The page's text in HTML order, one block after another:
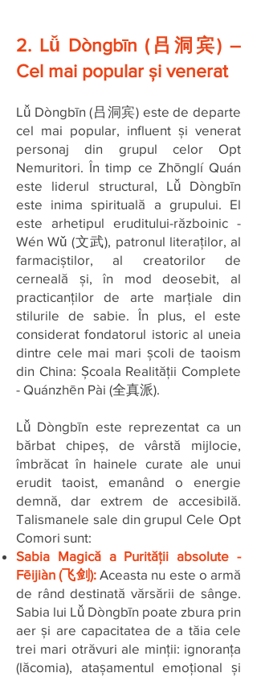
2. Lǚ Dòngbīn (吕洞宾) –
Cel mai popular și venerat
Lǚ Dòngbīn (吕洞宾) este de departe
cel mai popular, influent și venerat
personaj din grupul celor Opt
Nemuritori. În timp ce Zhōnglí Quán
este liderul structural, Lǚ Dòngbīn
este inima spirituală a grupului. El
este arhetipul eruditului-războinic -
Wén Wǔ (文武), patronul literaților, al
farmaciștilor, al creatorilor de
cerneală și, în mod deosebit, al
practicanților de arte marțiale din
stilurile de sabie. În plus, el este
considerat fondatorul istoric al uneia
dintre cele mai mari școli de taoism
din China: Școala Realității Complete
- Quánzhēn Pài (全真派).
Lǚ Dòngbīn este reprezentat ca un
bărbat chipeș, de vârstă mijlocie,
îmbrăcat în hainele curate ale unui
erudit taoist, emanând o energie
demnă, dar extrem de accesibilă.
Talismanele sale din grupul Cele Opt
Comori sunt:
Sabia Magică a Purității absolute -
Fēijiàn (飞剑):Aceasta nu este o armă
de rând destinată vărsării de sânge.
Sabia lui Lǚ Dòngbīn poate zbura prin
aer și are capacitatea de a tăia cele
trei mari otrăvuri ale minții: ignoranța
(lăcomia), atașamentul emoțional și